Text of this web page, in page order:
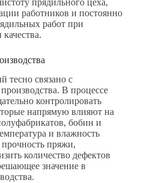
работников и постоянно
работ при
тесно связано с
В процессе
контролировать
напрямую влияют на
бобин и
и влажность
пряжи,
количество дефектов
значение в